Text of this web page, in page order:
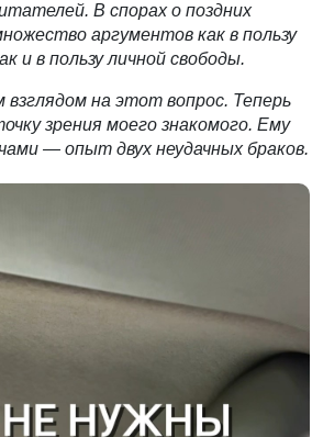
В спорах о поздних
аргументов как в пользу
и в пользу личной свободы.
взглядом на этот вопрос. Теперь
зрения моего знакомого. Ему
— опыт двух неудачных браков.